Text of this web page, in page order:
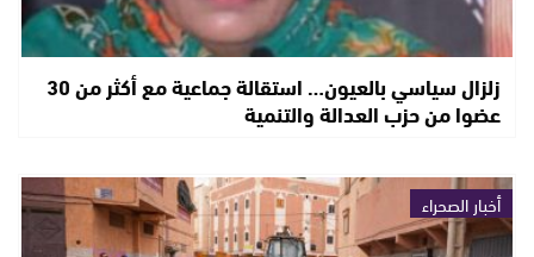
زلزال سياسي بالعيون… استقالة جماعية مع أكثر من 30
عضوا من حزب العدالة والتنمية
أخبار الصحراء